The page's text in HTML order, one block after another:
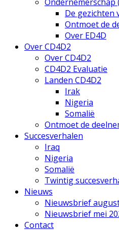
De gezichten
Ontmoet de
Over ED4D
Over CD4D2
Over CD4D2
CD4D2 Evaluatie
Landen CD4D2
Irak
Nigeria
Somalië
Ontmoet de
Succesverhalen
Iraq
Nigeria
Somalië
Twintig
Nieuws
Nieuwsbrief
Nieuwsbrief mei
Contact